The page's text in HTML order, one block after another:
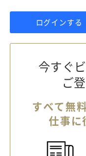
ログインする
今すぐ
ご
すべて無
仕事に